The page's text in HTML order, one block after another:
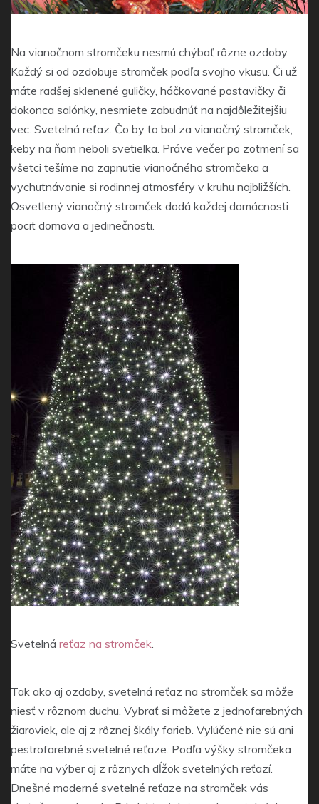
Na vianočnom stromčeku nesmú chýbať rôzne ozdoby.
Každý si od ozdobuje stromček podľa svojho vkusu. Či už
máte radšej sklenené guličky, háčkované postavičky či
dokonca salónky, nesmiete zabudnúť na najdôležitejšiu
vec. Svetelná reťaz. Čo by to bol za vianočný stromček,
keby na ňom neboli svetielka. Práve večer po zotmení sa
všetci tešíme na zapnutie vianočného stromčeka a
vychutnávanie si rodinnej atmosféry v kruhu najbližších.
Osvetlený vianočný stromček dodá každej domácnosti
pocit domova a jedinečnosti.
Svetelná reťaz na stromček.
Tak ako aj ozdoby, svetelná reťaz na stromček sa môže
niesť v rôznom duchu. Vybrať si môžete z jednofarebných
žiaroviek, ale aj z rôznej škály farieb. Vylúčené nie sú ani
pestrofarebné svetelné reťaze. Podľa výšky stromčeka
máte na výber aj z rôznych dĺžok svetelných reťazí.
Dnešné moderné svetelné reťaze na stromček vás